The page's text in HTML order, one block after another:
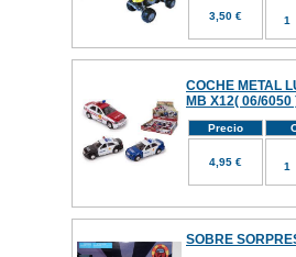
3,50 €
COCHE METAL
MB X12( 06/6050
Precio
4,95 €
SOBRE